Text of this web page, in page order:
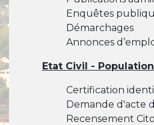
Enquêtes
Démarchages
Annonces
Etat Civil - Population
Certification
Demande d'acte
Recensement